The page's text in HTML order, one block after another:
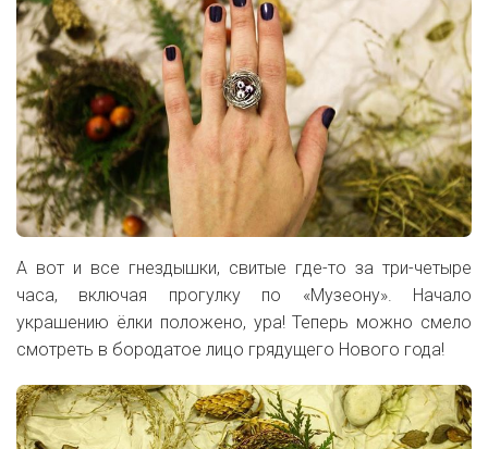
А вот и все гнездышки, свитые где-то за три-четыре
часа, включая прогулку по «Музеону». Начало
украшению ёлки положено, ура! Теперь можно смело
смотреть в бородатое лицо грядущего Нового года!